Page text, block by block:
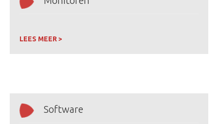
LEES MEER >
Software